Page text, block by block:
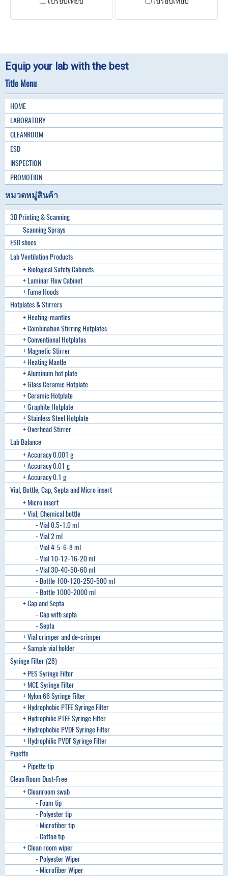
Equip your lab with the best
Title Menu
HOME
LABORATORY
CLEANROOM
ESD
INSPECTION
PROMOTION
หมวดหมู่สินค้า
3D Printing & Scanning
Scanning Sprays
ESD shoes
Lab Ventilation Products
+ Biological Safety Cabinets
+ Laminar Flow Cabinet
+ Fume Hoods
Hotplates & Stirrers
+ Heating-mantles
+ Combination Stirring Hotplates
+ Conventional Hotplates
+ Magnetic Stirrer
+ Heating Mantle
+ Aluminum hot plate
+ Glass Ceramic Hotplate
+ Ceramic Hotplate
+ Graphite Hotplate
+ Stainless Steel Hotplate
+ Overhead Stirrer
Lab Balance
+ Accuracy 0.001 g
+ Accuracy 0.01 g
+ Accuracy 0.1 g
Vial, Bottle, Cap, Septa and Micro insert
+ Micro insert
+ Vial, Chemical bottle
- Vial 0.5-1.0 ml
- Vial 2 ml
- Vial 4-5-6-8 ml
- Vial 10-12-16-20 ml
- Vial 30-40-50-60 ml
- Bottle 100-120-250-500 ml
- Bottle 1000-2000 ml
+ Cap and Septa
- Cap with septa
- Septa
+ Vial crimper and de-crimper
+ Sample vial holder
Syringe Filter (28)
+ PES Syringe Filter
+ MCE Syringe Filter
+ Nylon 66 Syringe Filter
+ Hydrophobic PTFE Syringe Filter
+ Hydrophilic PTFE Syringe Filter
+ Hydrophobic PVDF Syringe Filter
+ Hydrophilic PVDF Syringe Filter
Pipette
+ Pipette tip
Clean Room Dust-Free
+ Cleanroom swab
- Foam tip
- Polyester tip
- Microfiber tip
- Cotton tip
+ Clean room wiper
- Polyester Wiper
- Microfiber Wiper